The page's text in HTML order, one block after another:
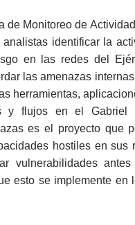
de Monitoreo de
identificar la
en las redes del
las amenazas
herramientas,
y flujos en el Gabriel
es el proyecto que
hostiles en sus
vulnerabilidades
esto se implemente en